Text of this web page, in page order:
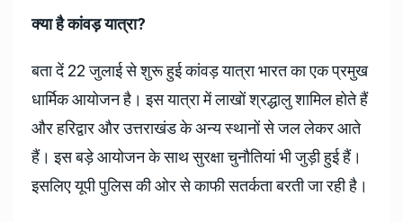
क्या है कांवड़ यात्रा?
बता दें 22 जुलाई से शुरू हुई कांवड़ यात्रा भारत का एक प्रमुख
धार्मिक आयोजन है। इस यात्रा में लाखों श्रद्धालु शामिल होते हैं
और हरिद्वार और उत्तराखंड के अन्य स्थानों से जल लेकर आते
हैं। इस बड़े आयोजन के साथ सुरक्षा चुनौतियां भी जुड़ी हुई हैं।
इसलिए यूपी पुलिस की ओर से काफी सतर्कता बरती जा रही है।